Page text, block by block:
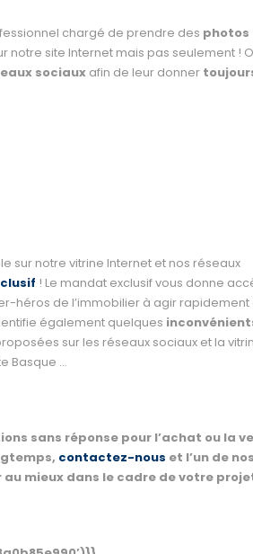
chargé de prendre des photos
notre site Internet mais pas seulement !
sociaux afin de leur donner
sur notre vitrine Internet et nos réseaux
! Le mandat exclusif vous donne
héros de l’immobilier à agir rapidement
également quelques
sur les réseaux sociaux et la
Basque …
sans réponse pour l’achat ou la
contactez-nous et l’un de nos
mieux dans le cadre de votre